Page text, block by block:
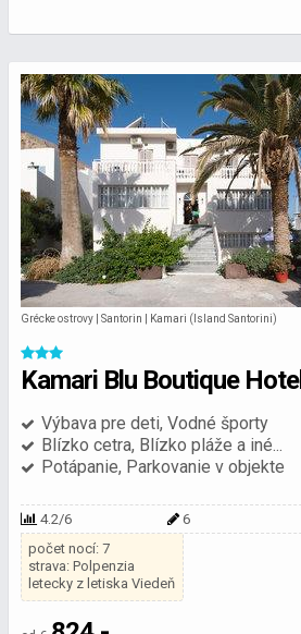
Grécke ostrovy | Santorin | Kamari (Island Santorini)
Kamari Blu Boutique Hotel
Výbava pre deti, Vodné športy
Blízko cetra, Blízko pláže a iné...
Potápanie, Parkovanie v objekte
4.2/6 6
počet nocí: 7
strava: Polpenzia
letecky z letiska Viedeň